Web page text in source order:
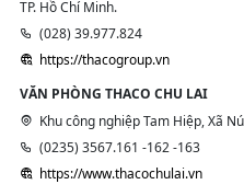
TP. Hồ Chí Minh.
(028) 39.977.824
https://thacogroup.vn
VĂN PHÒNG THACO CHU LAI
Khu công nghiệp Tam Hiệp, Xã
(0235) 3567.161 -162 -163
https://www.thacochulai.vn